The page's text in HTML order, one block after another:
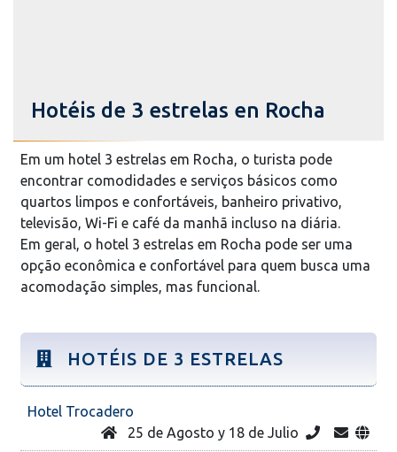
Hotéis de 3 estrelas en Rocha
Em um hotel 3 estrelas em Rocha, o turista pode
encontrar comodidades e serviços básicos como
quartos limpos e confortáveis, banheiro privativo,
televisão, Wi-Fi e café da manhã incluso na diária.
Em geral, o hotel 3 estrelas em Rocha pode ser uma
opção econômica e confortável para quem busca uma
acomodação simples, mas funcional.
HOTÉIS DE 3 ESTRELAS
Hotel Trocadero
25 de Agosto y 18 de Julio